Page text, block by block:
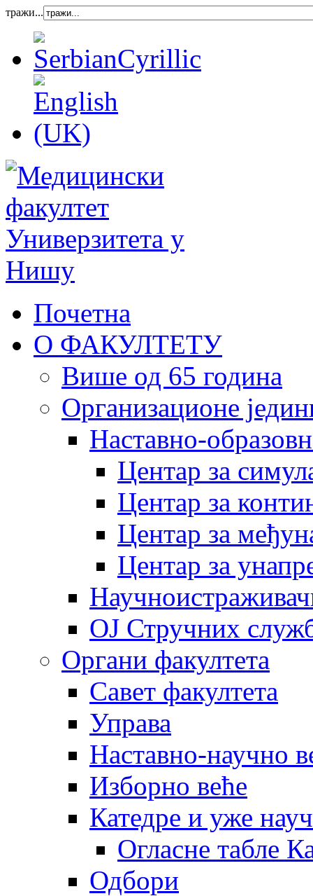
тражи...
Почетна
О ФАКУЛТЕТУ
Више од 65 година
Организационе
Наставно-
Центар за
Центар за
Центар за
Центар за
OJ Стручних
Органи факултета
Савет факултета
Управа
Наставно-научно
Изборно веће
Катедре и уже
Огласне табле
Одбори